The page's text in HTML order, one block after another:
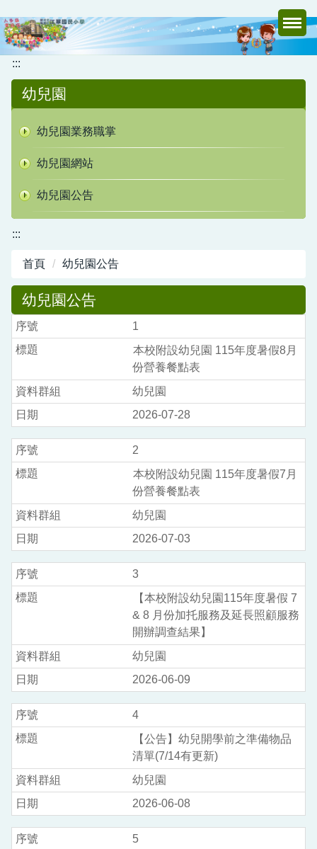
到
主
要
內
區
:::
幼兒園
幼兒園業務職掌
幼兒園網站
幼兒園公告
:::
首頁 幼兒園公告
幼兒園公告
1
本校附設幼兒園 115年度暑假8月
份營養餐點表
幼兒園
2026-07-28
2
本校附設幼兒園 115年度暑假7月
份營養餐點表
幼兒園
2026-07-03
3
【本校附設幼兒園115年度暑假 7
& 8 月份加托服務及延長照顧服務
開辦調查結果】
幼兒園
2026-06-09
4
【公告】幼兒開學前之準備物品
清單(7/14有更新)
幼兒園
2026-06-08
5